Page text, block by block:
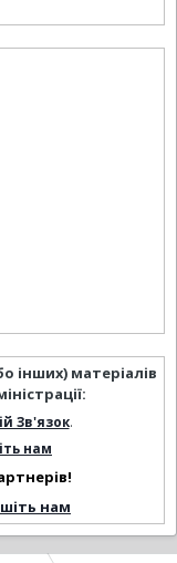
інших) матеріалів
Зв'язок.
нам
нам